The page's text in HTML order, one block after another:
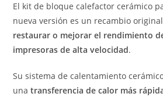
El kit de bloque calefactor cerámico
nueva versión es un recambio original
restaurar o mejorar el rendimiento
impresoras de alta velocidad.
Su sistema de calentamiento
unatransferencia de calor más